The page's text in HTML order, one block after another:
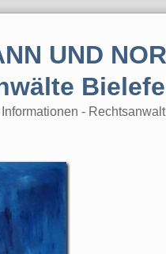
UND
-